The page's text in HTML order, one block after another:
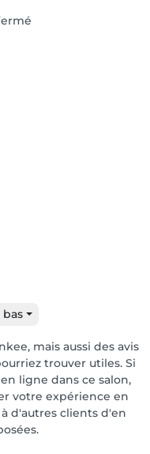
mais aussi des avis
trouver utiles. Si
ligne dans ce salon,
votre expérience en
d'autres clients d'en